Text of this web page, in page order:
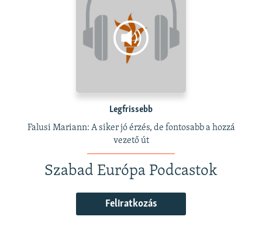
Legfrissebb
Falusi Mariann: A siker jó érzés, de fontosabb a hozzá
vezető út
Szabad Európa Podcastok
Feliratkozás